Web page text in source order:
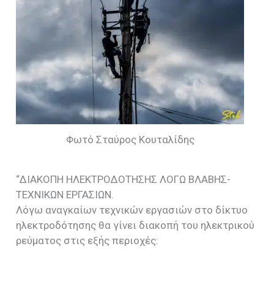
Φωτό Σταύρος Κουταλίδης
“ΔΙΑΚΟΠΗ ΗΛΕΚΤΡΟΔΟΤΗΣΗΣ ΛΟΓΩ ΒΛΑΒΗΣ-
ΤΕΧΝΙΚΩΝ ΕΡΓΑΣΙΩΝ.
Λόγω αναγκαίων τεχνικών εργασιών στο δίκτυο
ηλεκτροδότησης θα γίνει διακοπή του ηλεκτρικού
ρεύματος στις εξής περιοχές: